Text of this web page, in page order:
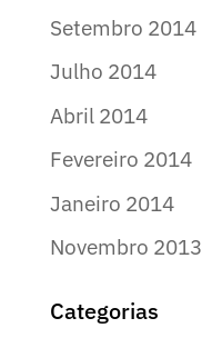
Setembro 2014
Julho 2014
Abril 2014
Fevereiro 2014
Janeiro 2014
Novembro 2013
Categorias